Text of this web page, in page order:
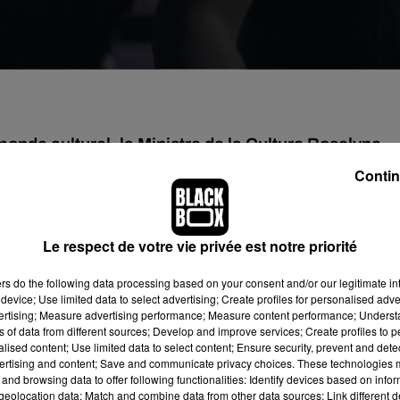
culturel, la Ministre de la Culture Roselyne
les contours de trois concerts
d'eux doit avoir lieu à Paris.
: celui d’aller voir ses artistes préférés sur scène et s’épuiser
le chemin des concerts, les prochaines semaines
dont dépendra une éventuelle reprise des activités
depuis plusieurs semaines, ils se concrétisent. Lundi 15
se tiendra au mois d’avril à l’AccorArena de Bercy, à
ne seraient pas filtrées », indique Roselyne Bachelot sur
Le respect de votre vie privée est notre priorité
do the following data processing based on your consent and/or our legitimate
Use limited data to select advertising; Create profiles for personalised
Measure advertising performance; Measure content performance;
of data from different sources; Develop and improve services; Create profiles to
content; Use limited data to select content; Ensure security, prevent and
and content; Save and communicate privacy choices. These technologies
browsing data to offer following functionalities: Identify devices based on
data; Match and combine data from other data sources; Link different